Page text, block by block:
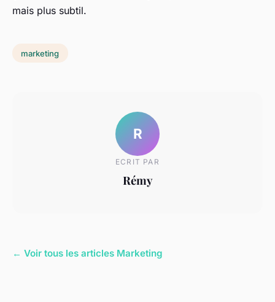
mais plus subtil.
marketing
R
ECRIT PAR
Rémy
← Voir tous les articles Marketing